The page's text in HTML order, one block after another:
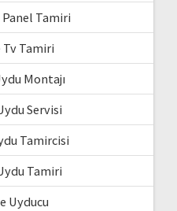
Panel Tamiri
Tv Tamiri
Montajı
Servisi
Tamircisi
Tamiri
Uyducu